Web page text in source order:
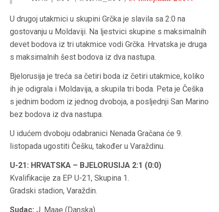
U drugoj utakmici u skupini Grčka je slavila sa 2:0 na
gostovanju u Moldaviji. Na ljestvici skupine s maksimalnih
devet bodova iz tri utakmice vodi Grčka. Hrvatska je druga
s maksimalnih šest bodova iz dva nastupa.
Bjelorusija je treća sa četiri boda iz četiri utakmice, koliko
ih je odigrala i Moldavija, a skupila tri boda. Peta je Češka
s jednim bodom iz jednog dvoboja, a posljednji San Marino
bez bodova iz dva nastupa.
U idućem dvoboju odabranici Nenada Gračana će 9.
listopada ugostiti Češku, također u Varaždinu.
U-21: HRVATSKA – BJELORUSIJA 2:1 (0:0)
Kvalifikacije za EP U-21, Skupina 1.
Gradski stadion, Varaždin.
Sudac: J. Maae (Danska)